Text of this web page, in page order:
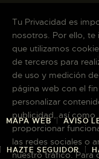
MAPA WEB AVISO
HAZTE SEGUIDOR
Tu Privacidad es
nosotros. Por ello, te
que utilizamos
de terceros para
de uso y medición
página web con el
personalizar
publicidad, así como
proporcionar
las redes sociales o
nuestro tráfico. Para